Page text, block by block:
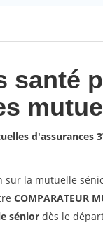
santé
d'assurances
sur la mutuelle
COMPARATEUR
sénior dès le